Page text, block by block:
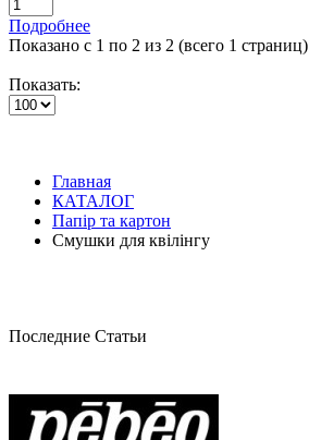
Подробнее
Показано с 1 по 2 из 2 (всего 1 страниц)
Показать:
Главная
КАТАЛОГ
Папір та картон
Смушки для квілінгу
Последние Статьи